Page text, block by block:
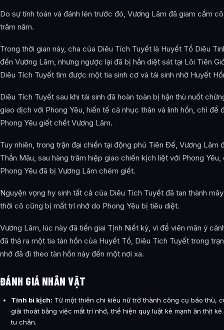
Do sự tính toán và đánh lén trước đó, Vương Lâm đã giam cầm
trăm năm.
Trong thời gian này, cha của Diêu Tích Tuyết là Huyết Tổ Diêu
đến Vương Lâm, nhưng ngược lại đã bị hắn diệt sát tại Lôi Tiên
Diêu Tích Tuyết tìm được một tia sinh cơ và tái sinh nhờ Huyết
Diêu Tích Tuyết sau khi tái sinh đã hoàn toàn bị hận thù nuốt
giao dịch với Phong Yêu, hiến tế cả nhục thân và linh hồn, chỉ để
Phong Yêu giết chết Vương Lâm.
Tuy nhiên, trong trận đại chiến tại động phủ Tiên Đế, Vương Lâm
Thần Mâu, sau hàng trăm hiệp giao chiến kịch liệt với Phong
Phong Yêu đã bị Vương Lâm chém giết.
Nguyện vọng hy sinh tất cả của Diêu Tích Tuyết đã tan thành
thời cô cũng bị mất trí nhớ do Phong Yêu bị tiêu diệt.
Vương Lâm, lúc này đã tiến giai Tịnh Niết kỳ, vì để viên mãn ý
đã thả ra một tia tàn hồn của Huyết Tổ, Diêu Tích Tuyết trong
nhớ đã đi theo tàn hồn này đến một nơi xa.
ĐÁNH GIÁ NHÂN VẬT
Tính bi kịch: Từ một thiên chi kiêu nữ trở thành công cụ báo thù,
giải thoát bằng việc mất trí nhớ, thể hiện quy luật kẻ mạnh ăn thịt
tu chân.